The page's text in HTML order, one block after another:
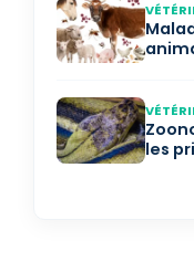
les